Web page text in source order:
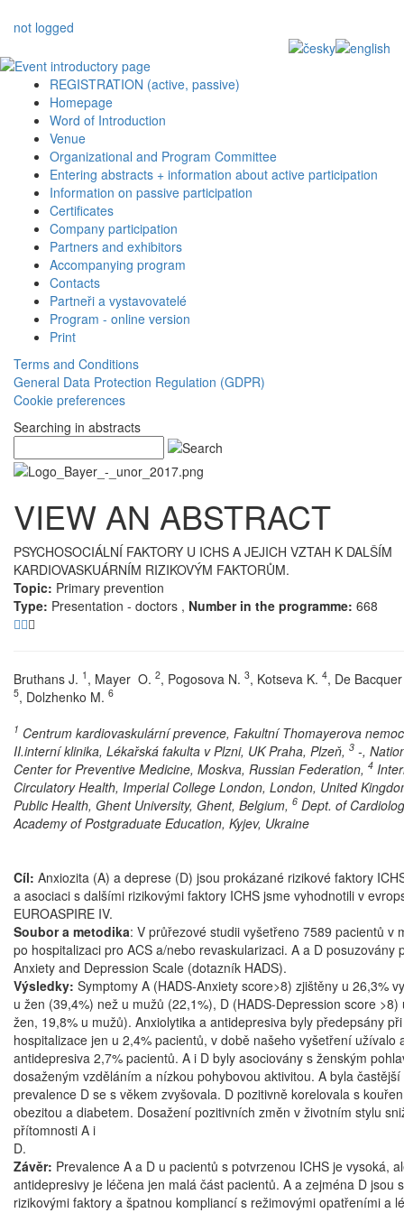
not logged
REGISTRATION (active, passive)
Homepage
Word of Introduction
Venue
Organizational and Program Committee
Entering abstracts + information about active participation
Information on passive participation
Certificates
Company participation
Partners and exhibitors
Accompanying program
Contacts
Partneři a vystavovatelé
Program - online version
Print
Terms and Conditions
General Data Protection Regulation (GDPR)
Cookie preferences
Searching in abstracts
VIEW AN ABSTRACT
PSYCHOSOCIÁLNÍ FAKTORY U ICHS A JEJICH VZTAH K DALŠÍM
KARDIOVASKUÁRNÍM RIZIKOVÝM FAKTORŮM.
Topic: Primary prevention
Type: Presentation - doctors , Number in the programme: 668
Bruthans J. 1 , Mayer O. 2, Pogosova N. 3, Kotseva K. 4, De
5, Dolzhenko M. 6
1 Centrum kardiovaskulární prevence, Fakultní Thomayerova
II.interní klinika, Lékařská fakulta v Plzni, UK Praha, Plzeň, 3 -,
Center for Preventive Medicine, Moskva, Russian Federation, 4
Circulatory Health, Imperial College London, London, United
Public Health, Ghent University, Ghent, Belgium, 6 Dept. of
Academy of Postgraduate Education, Kyjev, Ukraine
Cíl: Anxiozita (A) a deprese (D) jsou prokázané rizikové faktory
a asociaci s dalšími rizikovými faktory ICHS jsme vyhodnotili v
EUROASPIRE IV.
Soubor a metodika: V průřezové studii vyšetřeno 7589 pacientů v
po hospitalizaci pro ACS a/nebo revaskularizaci. A a D posuzovány
Anxiety and Depression Scale (dotazník HADS).
Výsledky: Symptomy A (HADS-Anxiety score>8) zjištěny u 26,3%
u žen (39,4%) než u mužů (22,1%), D (HADS-Depression score
žen, 19,8% u mužů). Anxiolytika a antidepresiva byly předepsány
hospitalizace jen u 2,4% pacientů, v době našeho vyšetření užívalo
antidepresiva 2,7% pacientů. A i D byly asociovány s ženským
dosaženým vzděláním a nízkou pohybovou aktivitou. A byla
prevalence D se s věkem zvyšovala. D pozitivně korelovala s
obezitou a diabetem. Dosažení pozitivních změn v životním stylu
přítomnosti A i
Závěr: Prevalence A a D u pacientů s potvrzenou ICHS je vysoká,
antidepresivy je léčena jen malá část pacientů. A a zejména D jsou
rizikovými faktory a špatnou kompliancí s režimovými opatřeními a